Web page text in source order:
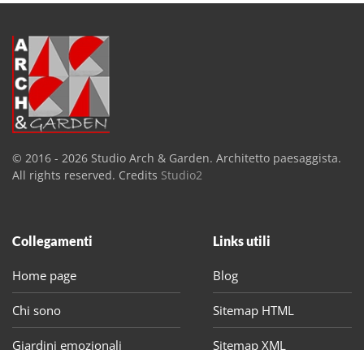
© 2016 - 2026 Studio Arch & Garden. Architetto paesaggista.
All rights reserved. Credits Studio2
Collegamenti
Home page
Chi sono
Giardini emozionali
Links utili
Blog
Sitemap HTML
Sitemap XML